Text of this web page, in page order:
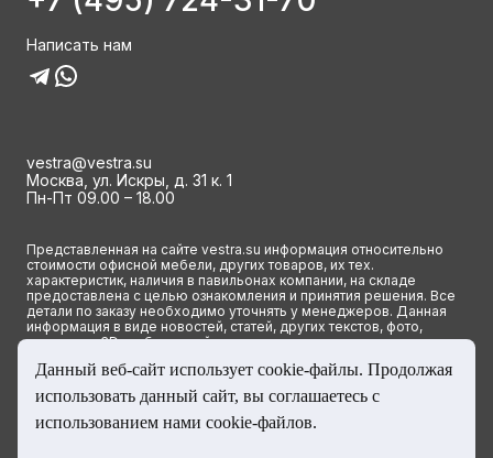
Написать нам
vestra@vestra.su
Москва, ул. Искры, д. 31 к. 1
Пн-Пт 09.00 – 18.00
Представленная на сайте vestra.su информация относительно
стоимости офисной мебели, других товаров, их тех.
характеристик, наличия в павильонах компании, на складе
предоставлена с целью ознакомления и принятия решения. Все
детали по заказу необходимо уточнять у менеджеров. Данная
информация в виде новостей, статей, других текстов, фото,
картинок и 3D изображений ни при каких условиях не является
положениями ст. 437(2) Гражданского кодекса РФ.
© 2023 Группа компаний ВЕСТРА. Все права сайта защищены
Данный веб-сайт использует cookie-файлы. Продолжая
использовать данный сайт, вы соглашаетесь с
использованием нами cookie-файлов.